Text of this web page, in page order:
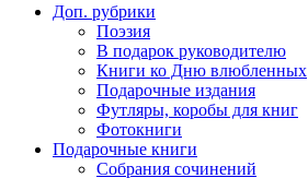
Доп. рубрики
Поэзия
В подарок руководителю
Книги ко Дню влюбленных
Подарочные издания
Футляры, коробы для книг
Фотокниги
Подарочные книги
Собрания сочинений